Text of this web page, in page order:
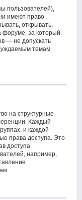
пользователей),
имеют право
открывать,
форуме, за который
— не допускать
темам
на структурные
Каждый
и каждой
права доступа. Это
доступа
например,